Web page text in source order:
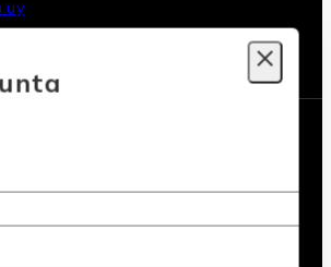
- Hecho porNumina